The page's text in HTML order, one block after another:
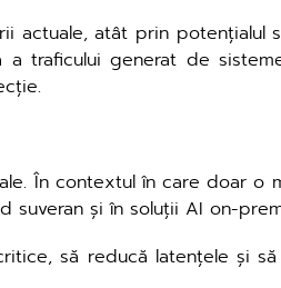
actuale, atât prin
traficului generat de
În contextul în care doar
suveran și în soluții AI on-
să reducă latențele și